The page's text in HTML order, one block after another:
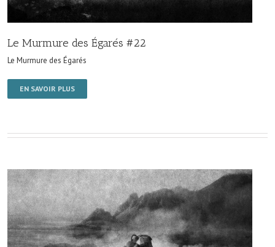
Le Murmure des Égarés #22
Le Murmure des Égarés
EN SAVOIR PLUS